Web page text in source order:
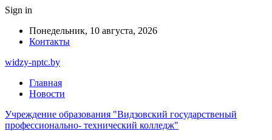
Sign in
Понедельник, 10 августа, 2026
Контакты
widzy-nptc.by
Главная
Новости
Учреждение образования "Видзовский государственый
профессионально- технический колледж"